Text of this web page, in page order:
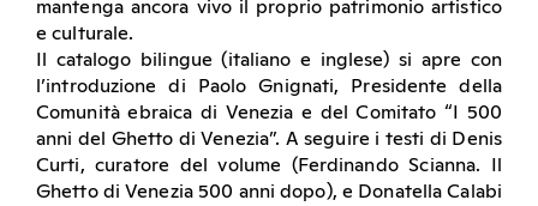
mantenga ancora vivo il proprio patrimonio artistico
e culturale.
Il catalogo bilingue (italiano e inglese) si apre con
l’introduzione di Paolo Gnignati, Presidente della
Comunità ebraica di Venezia e del Comitato “I 500
anni del Ghetto di Venezia”. A seguire i testi di Denis
Curti, curatore del volume (Ferdinando Scianna. Il
Ghetto di Venezia 500 anni dopo), e Donatella Calabi